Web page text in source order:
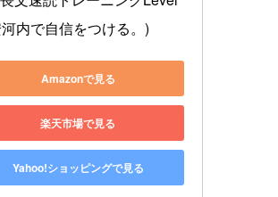
内で自信をつける。)
Amazonで見る
楽天市場で見る
Yahoo!ショッピングで見る